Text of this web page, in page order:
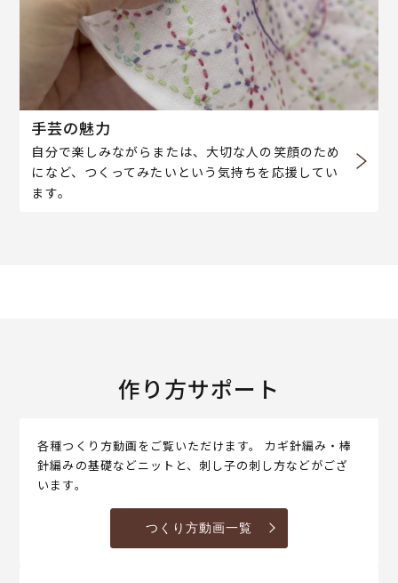
手芸の魅力
自分で楽しみながらまたは、大切な人の笑顔のため
になど、つくってみたいという気持ちを応援してい
ます。
作り方サポート
各種つくり方動画をご覧いただけます。 カギ針編み・棒
針編みの基礎などニットと、刺し子の刺し方などがござ
います。
つくり方動画一覧